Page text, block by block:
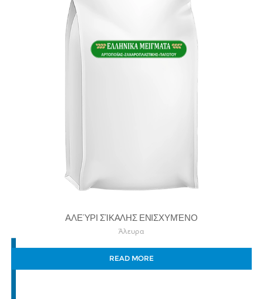
ΑΛΕΎΡΙ ΣΊΚΑΛΗΣ ΕΝΙΣΧΥΜΈΝΟ
Άλευρα
READ MORE